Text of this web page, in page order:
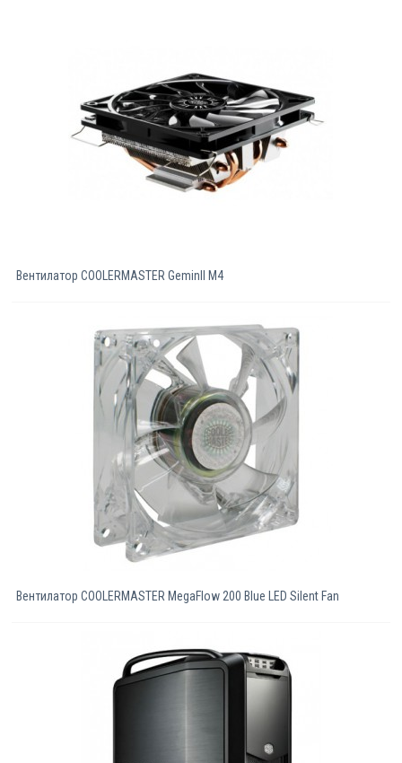
Вентилатор COOLERMASTER GeminII M4
Вентилатор COOLERMASTER MegaFlow 200 Blue LED Silent Fan